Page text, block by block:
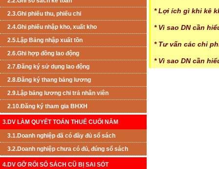
2.3.Ghi phiếu thu, phiếu chi
2.4.Ghi phiếu nhập kho, xuất kho
2.5.Lập Bảng nhập xuất tồn
2.6.Ghi hợp đồng lao động
2.7.Đăng ký sử dụng lao động
2.8.Đăng ký thang bảng lương
2.9.Lập bảng lương chi trả nhân viên
2.10.Đăng ký tham gia BHXH
3.DV LÀM QUYẾT TOÁN THUẾ CUỐI NĂM
3.1.Doanh nghiệp đã có đầy đủ sổ sách
3.2.Doanh nghiệp chưa có đủ, đúng sổ sách
4.DV GỠ RỐI SỔ SÁCH CŨ BỊ SAI SÓT
* Lợi ích gì khi kê
* Vì sao DN cần
* Tư vấn các chi
* Vì sao DN cần